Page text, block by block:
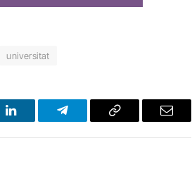
universitat
LinkedIn Telegram Copy
Email